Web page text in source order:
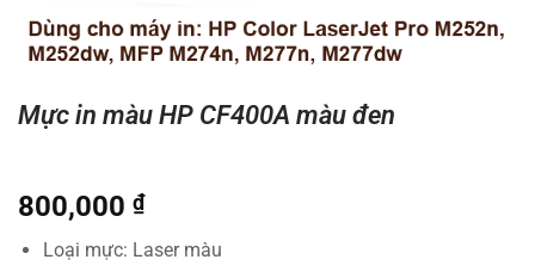
Mực in màu HP CF400A màu đen
800,000 ₫
Loại mực: Laser màu